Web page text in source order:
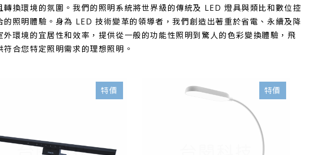
換環境的氛圍。我們的照明系統將世界級的傳統及 LED 燈具與類比和數位控
照明體驗。身為 LED 技術變革的領導者，我們創造出著重於省電、永續及降
環境的宜居性和效率，提供從一般的功能性照明到驚人的色彩變換體驗，飛
合您特定照明需求的理想照明。
特價 特價